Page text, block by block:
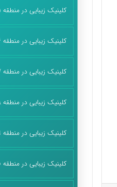
کلینیک زیبایی در منطقه 5
کلینیک زیبایی در منطقه 6
کلینیک زیبایی در منطقه 7
کلینیک زیبایی در منطقه 8
کلینیک زیبایی در منطقه 9
کلینیک زیبایی در منطقه 10